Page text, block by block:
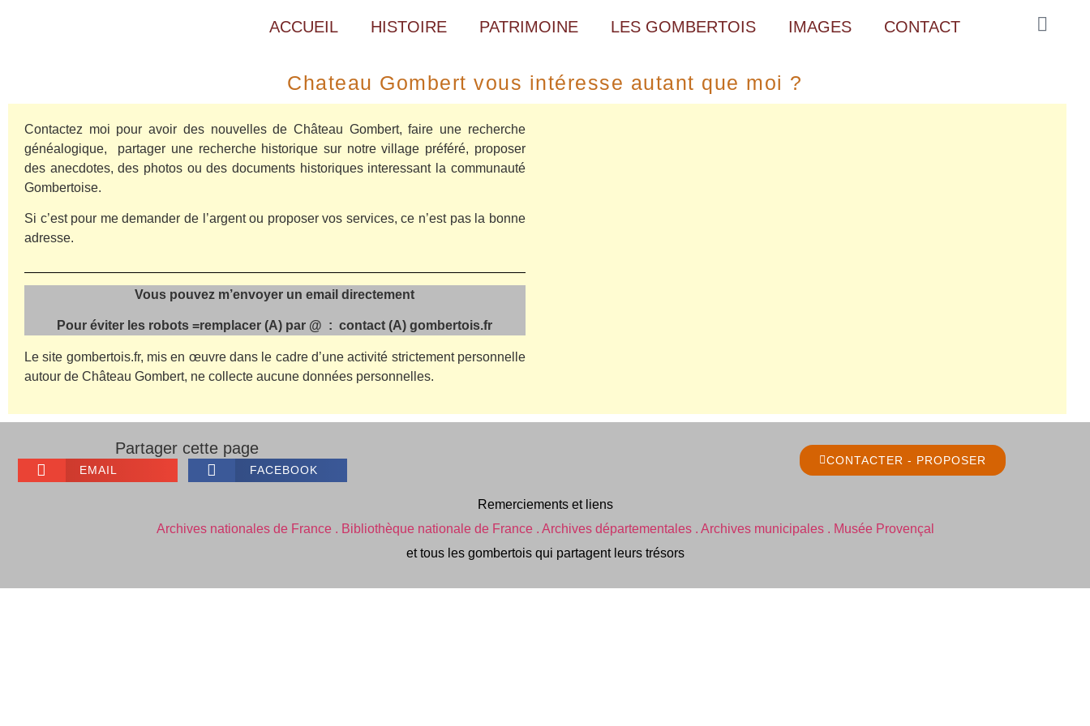
ACCUEIL HISTOIRE PATRIMOINE LES GOMBERTOIS IMAGES CONTACT
Chateau Gombert vous intéresse autant que moi ?
Contactez moi pour avoir des nouvelles de Château Gombert, faire une recherche
généalogique, partager une recherche historique sur notre village préféré, proposer
des anecdotes, des photos ou des documents historiques interessant la communauté
Gombertoise.
Si c’est pour me demander de l’argent ou proposer vos services, ce n’est pas la bonne
adresse.
Vous pouvez m’envoyer un email directement
Pour éviter les robots =remplacer (A) par @ : contact (A) gombertois.fr
Le site gombertois.fr, mis en œuvre dans le cadre d’une activité strictement personnelle
autour de Château Gombert, ne collecte aucune données personnelles.
Partager cette page
EMAIL FACEBOOK
CONTACTER - PROPOSER
Remerciements et liens
Archives nationales de France . Bibliothèque nationale de France . Archives départementales . Archives municipales . Musée Provençal
et tous les gombertois qui partagent leurs trésors